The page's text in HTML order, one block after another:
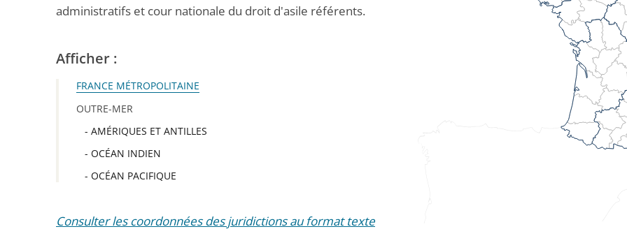
administratifs et cour nationale du droit d'asile référents.
Afficher :
FRANCE MÉTROPOLITAINE
OUTRE-MER
- AMÉRIQUES ET ANTILLES
- OCÉAN INDIEN
- OCÉAN PACIFIQUE
Consulter les coordonnées des juridictions au format texte